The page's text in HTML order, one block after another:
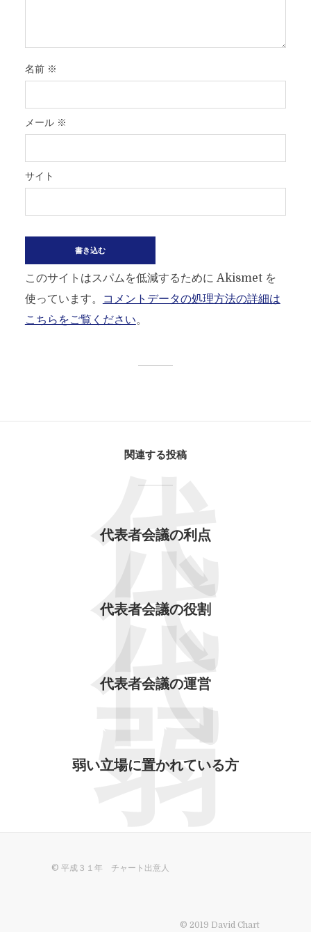
名前 ※
メール ※
サイト
このサイトはスパムを低減するために Akismet を
使っています。
コメントデータの処理方法の詳細は
こちらをご覧ください。
関連する投稿
代表者会議の利点
代
代表者会議の役割
代
代表者会議の運営
代
弱い立場に置かれている方
弱
© 平成３１年 チャート出意人
© 2019 David Chart